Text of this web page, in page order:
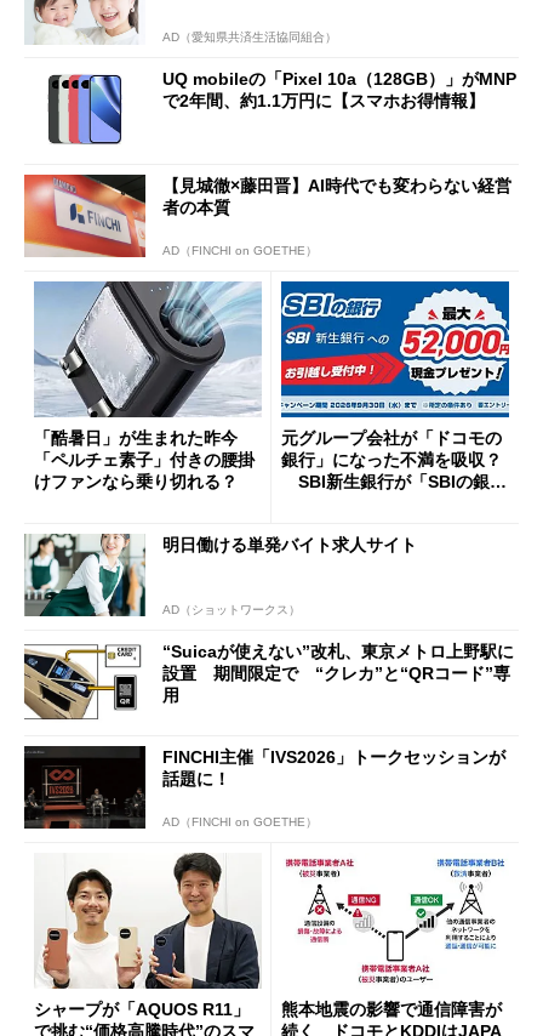
AD（愛知県共済生活協同組合）
UQ mobileの「Pixel 10a（128GB）」がMNP
で2年間、約1.1万円に【スマホお得情報】
【見城徹×藤田晋】AI時代でも変わらない経営
者の本質
AD（FINCHI on GOETHE）
「酷暑日」が生まれた昨今
「ペルチェ素子」付きの腰掛
けファンなら乗り切れる？
元グループ会社が「ドコモの
銀行」になった不満を吸収？
SBI新生銀行が「SBIの銀
開催
明日働ける単発バイト求人サイト
AD（ショットワークス）
“Suicaが使えない”改札、東京メトロ上野駅に
設置 期間限定で “クレカ”と“QRコード”専
用
FINCHI主催「IVS2026」トークセッションが
話題に！
AD（FINCHI on GOETHE）
シャープが「AQUOS R11」
で挑む“価格高騰時代”のスマ
熊本地震の影響で通信障害が
続く ドコモとKDDIはJAPA